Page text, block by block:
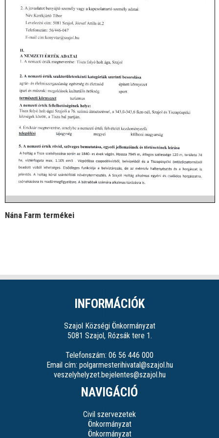
Nána Farm termékei
INFORMÁCIÓK
Szajol Községi Önkormányzat
5081 Szajol, Rózsák tere 1.
Telefonszám: 06 56 446 000
Email cím: polgarmesterihivatal@szajol.hu
veszelyhelyzet.bejelentes@szajol.hu
NAVIGÁCIÓ
Civil szervezetek
Önkormányzat
Önkormányzat